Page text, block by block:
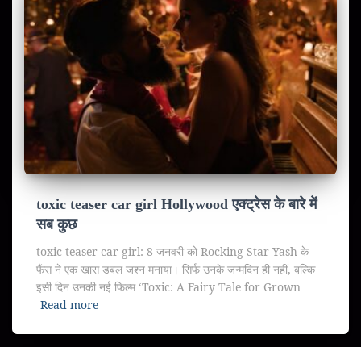
toxic teaser car girl Hollywood एक्ट्रेस के बारे में
सब कुछ
toxic teaser car girl: 8 जनवरी को Rocking Star Yash के
फैंस ने एक खास डबल जश्न मनाया। सिर्फ उनके जन्मदिन ही नहीं, बल्कि
इसी दिन उनकी नई फिल्म ‘Toxic: A Fairy Tale for Grown
Read more